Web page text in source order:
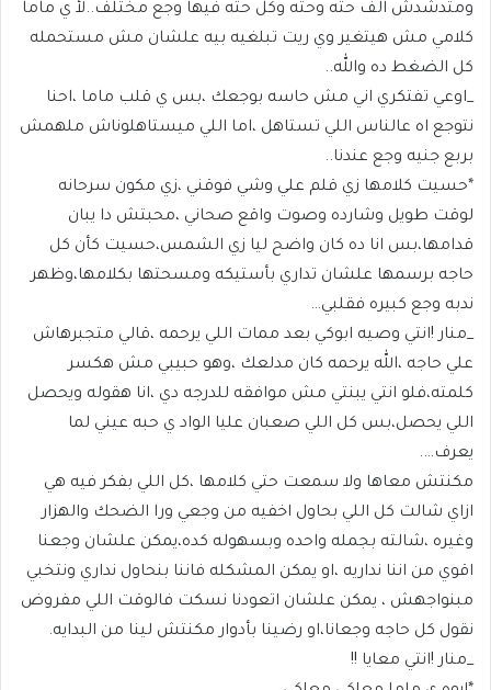
ومتدشدش الف حته وحته وكل حته فيها وجع مختلف..لأ ي ماما
كلامي مش هيتغير وي ريت تبلغيه بيه علشان مش مستحمله
كل الضغط ده والله..
_اوعي تفتكري اني مش حاسه بوجعك ،بس ي قلب ماما ،احنا
نتوجع اه عالناس اللي تستاهل ،اما اللي ميستاهلوناش ملهمش
بربع جنيه وجع عندنا..
*حسيت كلامها زي قلم علي وشي فوقني ،زي مكون سرحانه
لوقت طويل وشارده وصوت واقع صحاني ،محبتش دا يبان
قدامها،بس انا ده كان واضح ليا زي الشمس،حسيت كأن كل
حاجه برسمها علشان تداري بأستيكه ومسحتها بكلامها،وظهر
ندبه وجع كبيره فقلبي…
_منار !انتي وصيه ابوكي بعد ممات اللي يرحمه ،قالي متجبرهاش
علي حاجه ،الله يرحمه كان مدلعك ،وهو حبيبي مش هكسر
كلمته،فلو انتي يبنتي مش موافقه للدرجه دي ،انا هقوله ويحصل
اللي يحصل،بس كل اللي صعبان عليا الواد ي حبه عيني لما
يعرف….
مكنتش معاها ولا سمعت حتي كلامها ،كل اللي بفكر فيه هي
ازاي شالت كل اللي بحاول اخفيه من وجعي ورا الضحك والهزار
وغيره ،شالته بجمله واحده وبسهوله كده،يمكن علشان وجعنا
اقوي من اننا نداريه ،او يمكن المشكله فاننا بنحاول نداري ونتخبي
مبنواجهش ، يمكن علشان اتعودنا نسكت فالوقت اللي مفروض
نقول كل حاجه وجعانا،او رضينا بأدوار مكنتش لينا من البدايه.
_منار !انتي معايا !!